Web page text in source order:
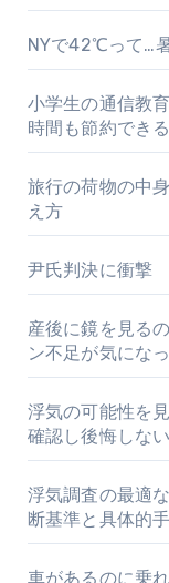
NYで42℃って…
小学生の通信教
時間も節約でき
旅行の荷物の中
え方
尹氏判決に衝撃
産後に鏡を見る
ン不足が気にな
浮気の可能性を
確認し後悔しな
浮気調査の最適
断基準と具体的
車があるのに乗